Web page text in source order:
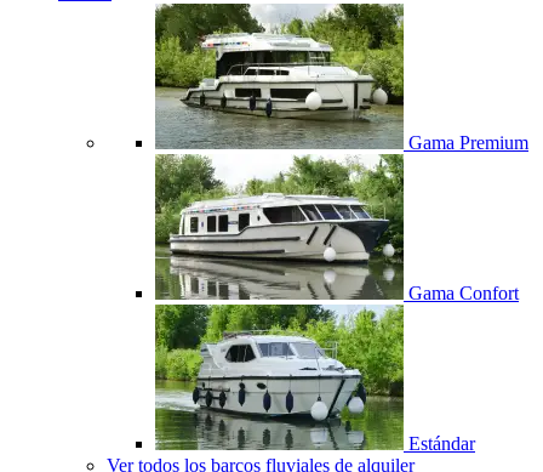
Gama Premium
Gama Confort
Estándar
Ver todos los barcos fluviales de alquiler